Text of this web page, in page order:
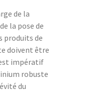
de la
la pose de
produits de
doivent être
impératif
robuste
du